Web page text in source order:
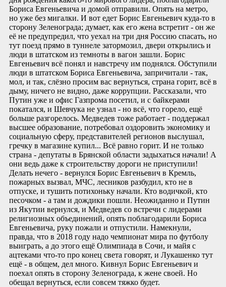
Бориса Евгеньевича и домой отправили. Опять на метро,
но уже без мигалки. И вот едет Борис Евгеньевич куда-то в
сторону Зеленограда; думает, как его жена встретит - он же
её не предупредил, что уехал на три дня Россию спасать, но
тут поезд прямо в туннеле затормозил, двери открылись и
люди в штатском из темноты в вагон зашли. Борис
Евгеньевич всё понял и навстречу им поднялся. Обступили
люди в штатском Бориса Евгеньевича, запричитали - так,
мол, и так, слёзно просим вас вернуться, страна горит, всё в
дыму, ничего не видно, даже коррупции. Рассказали, что
Путин уже и офис Газпрома посетил, и с байкерами
покатался, и Шевчука не узнал - но всё, что горело, ещё
больше разгорелось. Медведев тоже работает - поддержал
высшее образование, потребовал оздоровить экономику и
социальную сферу, представителей регионов выслушал,
гречку в магазине купил... Всё равно горит. И не только
страна - депутаты в Брянской области задыхаться начали! А
они ведь даже к строительству дороги не приступили!
Делать нечего - вернулся Борис Евгеньевич в Кремль,
пожарных вызвал, МЧС, лесников разбудил, кто не в
отпуске, и тушить потихоньку начали. Кто водичкой, кто
песочком - а там и дождики пошли. Неожиданно и Путин
из Якутии вернулся, и Медведев со встречи с лидерами
религиозных объединений, опять поблагодарили Бориса
Евгеньевича, руку пожали и отпустили. Намекнули,
правда, что в 2018 году надо чемпионат мира по футболу
выиграть, а до этого ещё Олимпиада в Сочи, и майя с
ацтеками что-то про конец света говорят, и Лукашенко тут
ещё - в общем, дел много. Кивнул Борис Евгеньевич и
поехал опять в сторону Зеленограда, к жене своей. Но
обещал вернуться, если совсем тяжко будет.